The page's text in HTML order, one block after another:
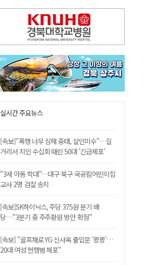
실시간 주요뉴스
[속보]"폭행 너무 심해 중태, 살인미수"…길
거리서 지인 수십회 때린 50대 '긴급체포'
"3세 아동 학대"…대구 북구 국공립어린이집
교사 2명 검찰 송치
[속보]SK하이닉스, 주당 375원 분기 배
당…"3분기 중 주주환원 방안 확정"
[속보] "골프채로 YG 신사옥 출입문 '쾅쾅'…
20대 여성 현행범 체포"